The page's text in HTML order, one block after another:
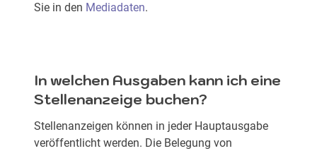
Sie in den Mediadaten.
In welchen Ausgaben kann ich eine
Stellenanzeige buchen?
Stellenanzeigen können in jeder Hauptausgabe
veröffentlicht werden. Die Belegung von